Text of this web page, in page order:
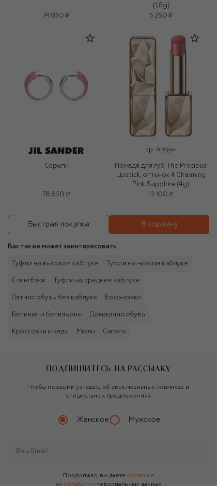
74 850 ₽
(1,6g)
5 250 ₽
Серьги
78 650 ₽
Помада для губ The Precious
Lipstick, оттенок 4 Charming
Pink Sapphire (4g)
12 100 ₽
Быстрая покупка В корзину
Вас также может заинтересовать
Туфли на высоком каблуке Туфли на низком каблуке
Слингбэки Туфли на среднем каблуке
Летняя обувь без каблука Босоножки
Ботинки и ботильоны Домашняя обувь
Кроссовки и кеды Мюли Сапоги
ПОДПИШИТЕСЬ НА РАССЫЛКУ
Чтобы первыми узнавать об эксклюзивных новинках и
специальных предложениях
Женское Мужское
Продолжая, вы даете согласие
на обработку персональных данных